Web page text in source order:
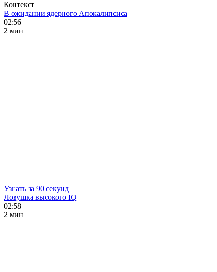
Контекст
В ожидании ядерного Апокалипсиса
02:56
2 мин
Узнать за 90 секунд
Ловушка высокого IQ
02:58
2 мин